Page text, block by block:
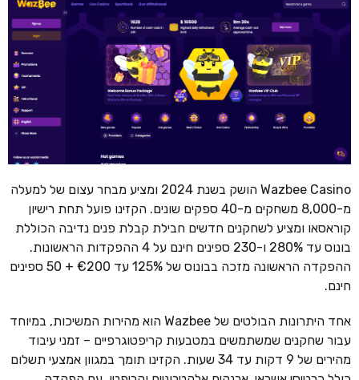
Wazbee Casino הושק בשנת 2024 ומציע מבחר עצום של למעלה
מ-8,000 משחקים מ-40 ספקים שונים. הקזינו פועל תחת רישיון
קוראסאו ומציע לשחקנים חדשים חבילת קבלת פנים נדיבה הכוללת
בונוס עד 280% ו-230 ספינים חינם על 4 ההפקדות הראשונות.
ההפקדה הראשונה מזכה בבונוס של 125% עד €200 + 50 ספינים
חינם.
אחד היתרונות הבולטים של Wazbee הוא מהירות המשיכות, במיוחד
עבור שחקנים שמשתמשים במטבעות קריפטוגרפיים – זמני עיבוד
מהירים של 9 דקות עד 34 שעות. הקזינו תומך במגוון אמצעי תשלום